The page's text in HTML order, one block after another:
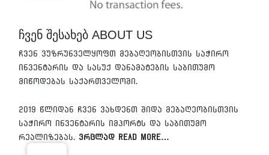
ჩვენ შესახებ ABOUT US
ჩვენ ვუზრუნველყოფთ მებაღეობისთვის საჭირო
ინვენტარის და სასუქ დანამატების საბითუმო
მიწოდებას საქართველოში.
2019 წლიდან ჩვენ ვახდენთ შიდა მებაღეობისთვის
საჭირო ინვენტარის იმპორტს და საბითუმო
რეალიზებას. ვრცლად Read More…